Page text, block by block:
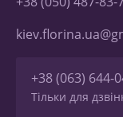
+38 (063) 644-
Тільки для